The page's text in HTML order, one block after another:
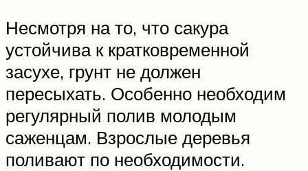
Несмотря на то, что сакура
устойчива к кратковременной
засухе, грунт не должен
пересыхать. Особенно необходим
регулярный полив молодым
саженцам. Взрослые деревья
поливают по необходимости.